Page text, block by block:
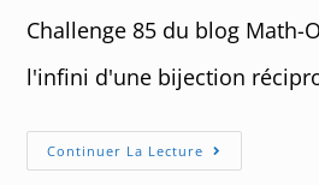
Challenge 85 du blog Math-
l'infini d'une bijection
Continuer La Lecture Challenge
85